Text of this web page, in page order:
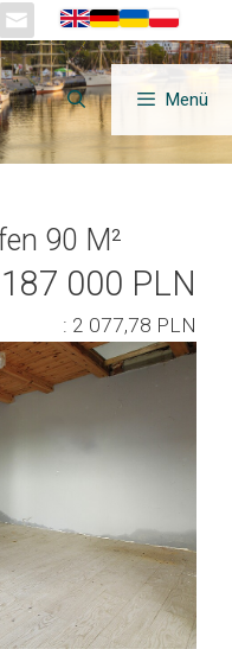
Menü
90 M²
187 000 PLN
: 2 077,78 PLN